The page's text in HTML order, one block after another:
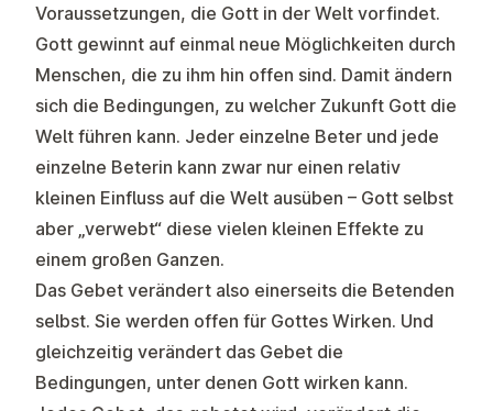
Voraussetzungen, die Gott in der Welt vorfindet.
Gott gewinnt auf einmal neue Möglichkeiten durch
Menschen, die zu ihm hin offen sind. Damit ändern
sich die Bedingungen, zu welcher Zukunft Gott die
Welt führen kann. Jeder einzelne Beter und jede
einzelne Beterin kann zwar nur einen relativ
kleinen Einfluss auf die Welt ausüben – Gott selbst
aber „verwebt“ diese vielen kleinen Effekte zu
einem großen Ganzen.
Das Gebet verändert also einerseits die Betenden
selbst. Sie werden offen für Gottes Wirken. Und
gleichzeitig verändert das Gebet die
Bedingungen, unter denen Gott wirken kann.